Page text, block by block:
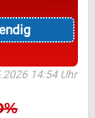
14:54 Uhr